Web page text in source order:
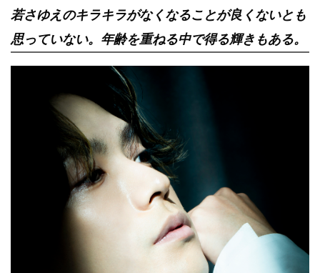
若さゆえのキラキラがなくなることが良くないとも
思っていない。年齢を重ねる中で得る輝きもある。